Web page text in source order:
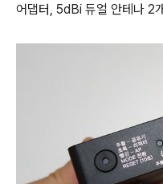
어댑터, 5dBi 듀얼 안테나 2